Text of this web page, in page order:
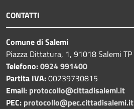
CONTATTI
Comune di Salemi
Piazza Dittatura, 1, 91018 Salemi TP
Telefono:0924 991400
Partita IVA:00239730815
Email: protocollo@cittadisalemi.it
PEC: protocollo@pec.cittadisalemi.it